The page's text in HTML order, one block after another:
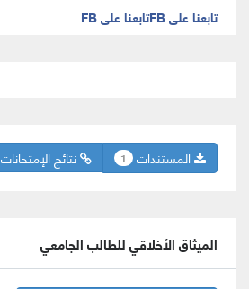
تابعنا على FB تابعنا على FB
نتائج الإمتحانات المستندات 1
الميثاق الأخلاقي للطالب الجامعي